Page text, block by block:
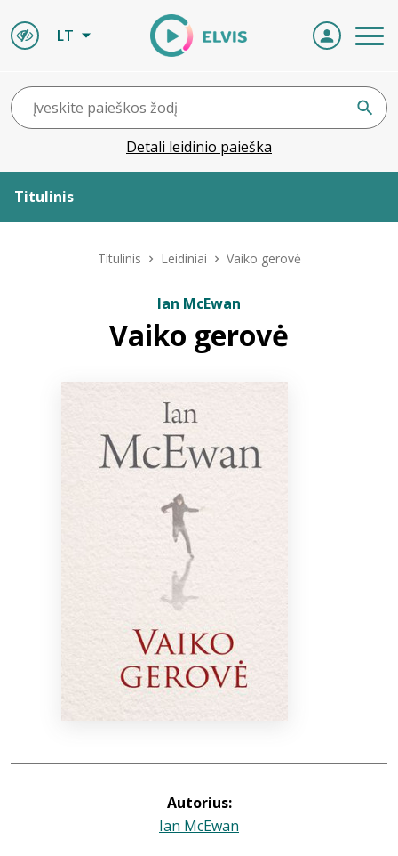
LT
Detali leidinio paieška
Titulinis
ELVIS atvyksta
Bibliotekoms
Titulinis Leidiniai Vaiko gerovė
Ian McEwan
Vaiko gerovė
Autorius:
Ian McEwan